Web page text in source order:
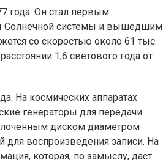
года. Он стал первым
Солнечной системы и вышедшим
со скоростью около 61 тыс.
1,6 светового года от
На космических аппаратах
генераторы для передачи
диском диаметром
для воспроизведения записи. На
которая, по замыслу, даст